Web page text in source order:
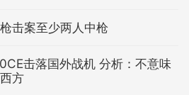
击案至少两人中枪
击落国外战机 分析：不意味
方